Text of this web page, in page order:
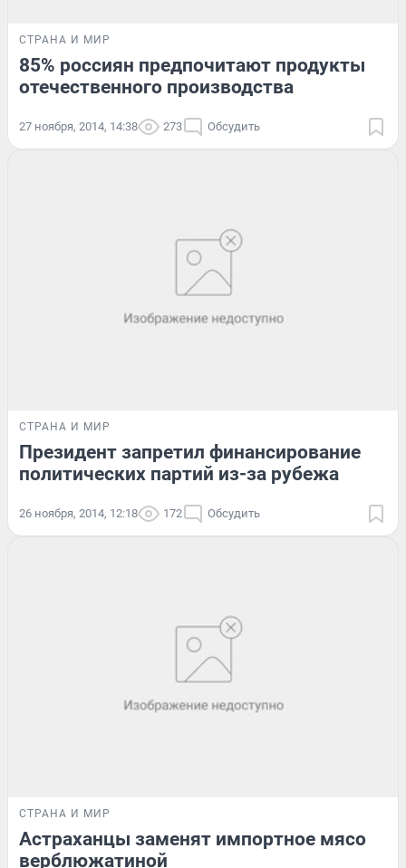
СТРАНА И МИР
85% россиян предпочитают продукты
отечественного производства
27 ноября, 2014, 14:38 273 Обсудить
СТРАНА И МИР
Президент запретил финансирование
политических партий из-за рубежа
26 ноября, 2014, 12:18 172 Обсудить
СТРАНА И МИР
Астраханцы заменят импортное мясо
верблюжатиной